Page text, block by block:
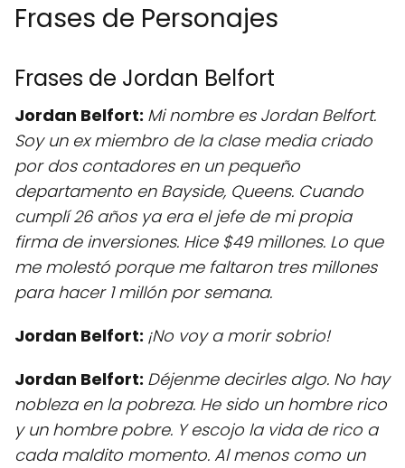
Frases de Personajes
Frases de Jordan Belfort
Jordan Belfort: Mi nombre es Jordan Belfort.
Soy un ex miembro de la clase media criado
por dos contadores en un pequeño
departamento en Bayside, Queens. Cuando
cumplí 26 años ya era el jefe de mi propia
firma de inversiones. Hice $49 millones. Lo que
me molestó porque me faltaron tres millones
para hacer 1 millón por semana.
Jordan Belfort: ¡No voy a morir sobrio!
Jordan Belfort: Déjenme decirles algo. No hay
nobleza en la pobreza. He sido un hombre rico
y un hombre pobre. Y escojo la vida de rico a
cada maldito momento. Al menos como un